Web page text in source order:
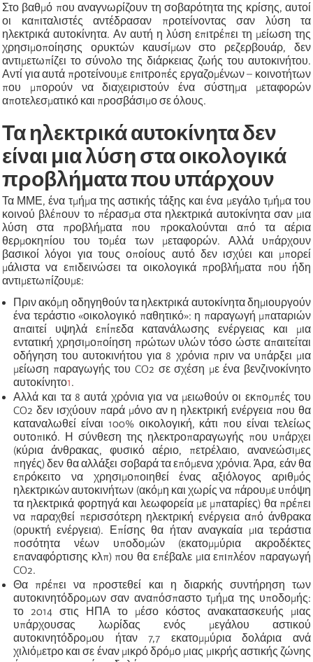
Στο βαθμό που αναγνωρίζουν τη σοβαρότητα της κρίσης, αυτοί
οι καπιταλιστές αντέδρασαν προτείνοντας σαν λύση τα
ηλεκτρικά αυτοκίνητα. Αν αυτή η λύση επιτρέπει τη μείωση της
χρησιμοποίησης ορυκτών καυσίμων στο ρεζερβουάρ, δεν
αντιμετωπίζει το σύνολο της διάρκειας ζωής του αυτοκινήτου.
Αντί για αυτά προτείνουμε επιτροπές εργαζομένων – κοινοτήτων
που μπορούν να διαχειριστούν ένα σύστημα μεταφορών
αποτελεσματικό και προσβάσιμο σε όλους.
Τα ηλεκτρικά αυτοκίνητα δεν
είναι μια λύση στα οικολογικά
προβλήματα που υπάρχουν
Τα ΜΜΕ, ένα τμήμα της αστικής τάξης και ένα μεγάλο τμήμα του
κοινού βλέπουν το πέρασμα στα ηλεκτρικά αυτοκίνητα σαν μια
λύση στα προβλήματα που προκαλούνται από τα αέρια
θερμοκηπίου του τομέα των μεταφορών. Αλλά υπάρχουν
βασικοί λόγοι για τους οποίους αυτό δεν ισχύει και μπορεί
μάλιστα να επιδεινώσει τα οικολογικά προβλήματα που ήδη
αντιμετωπίζουμε:
Πριν ακόμη οδηγηθούν τα ηλεκτρικά αυτοκίνητα δημιουργούν
ένα τεράστιο «οικολογικό παθητικό»: η παραγωγή μπαταριών
απαιτεί υψηλά επίπεδα κατανάλωσης ενέργειας και μια
εντατική χρησιμοποίηση πρώτων υλών τόσο ώστε απαιτείται
οδήγηση του αυτοκινήτου για 8 χρόνια πριν να υπάρξει μια
μείωση παραγωγής του CO2 σε σχέση με ένα βενζινοκίνητο
αυτοκίνητο1.
Αλλά και τα 8 αυτά χρόνια για να μειωθούν οι εκπομπές του
CO2 δεν ισχύουν παρά μόνο αν η ηλεκτρική ενέργεια που θα
καταναλωθεί είναι 100% οικολογική, κάτι που είναι τελείως
ουτοπικό. Η σύνθεση της ηλεκτροπαραγωγής που υπάρχει
(κύρια άνθρακας, φυσικό αέριο, πετρέλαιο, ανανεώσιμες
πηγές) δεν θα αλλάξει σοβαρά τα επόμενα χρόνια.Άρα, εάνθα
επρόκειτο να χρησιμοποιηθεί ένας αξιόλογος αριθμός
ηλεκτρικών αυτοκινήτων (ακόμη και χωρίς να πάρουμε υπόψη
τα ηλεκτρικά φορτηγά και λεωφορεία με μπαταρίες) θα πρέπει
να παραχθεί περισσότερη ηλεκτρική ενέργεια από άνθρακα
(ορυκτή ενέργεια). Επίσης θα ήταν αναγκαία μια τεράστια
ποσότητα νέων υποδομών (εκατομμύρια ακροδέκτες
επαναφόρτισης κλπ) που θα επέβαλε μια επιπλέον παραγωγή
CO2.
Θα πρέπει να προστεθεί και η διαρκής συντήρηση των
αυτοκινητόδρομων σαν αναπόσπαστο τμήμα της υποδομής:
το 2014 στις ΗΠΑ το μέσο κόστος ανακατασκευής μιας
υπάρχουσας λωρίδας ενός μεγάλου αστικού
αυτοκινητόδρομου ήταν 7,7 εκατομμύρια δολάρια ανά
χιλιόμετρο και σε έναν μικρό δρόμο μιας μικρής αστικής ζώνης